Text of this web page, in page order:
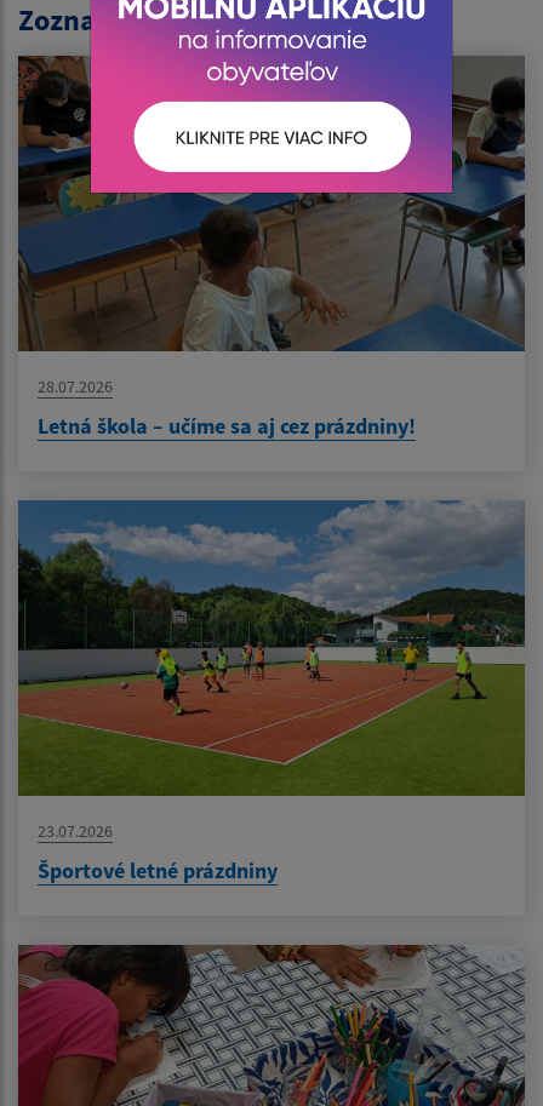
Zoznam článkov:
28.07.2026
Letná škola – učíme sa aj cez prázdniny!
23.07.2026
Športové letné prázdniny